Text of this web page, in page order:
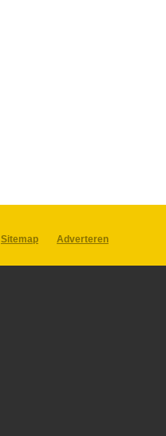
Sitemap
Adverteren